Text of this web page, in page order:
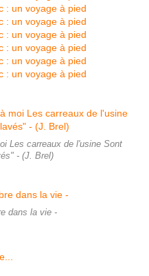
Les carreaux de l'usine Sont
- (J. Brel)
dans la vie -